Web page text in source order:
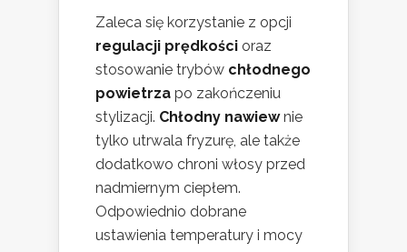
Zaleca się korzystanie z opcji
regulacji prędkości oraz
stosowanie trybów chłodnego
powietrza po zakończeniu
stylizacji. Chłodny nawiewnie
tylko utrwala fryzurę, ale także
dodatkowo chroni włosy przed
nadmiernym ciepłem.
Odpowiednio dobrane
ustawienia temperatury i mocy